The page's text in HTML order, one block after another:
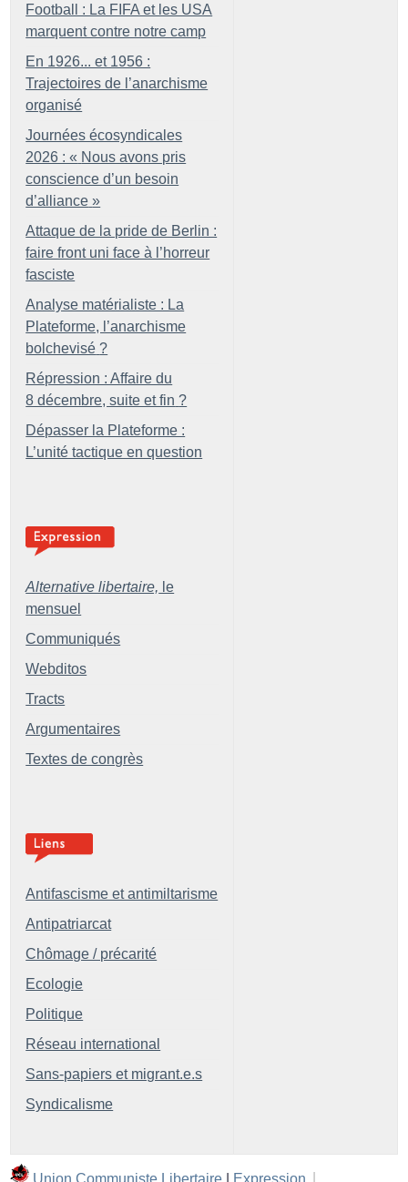
Football : La FIFA et les USA
marquent contre notre camp
En 1926... et 1956 :
Trajectoires de l’anarchisme
organisé
Journées écosyndicales
2026 : « Nous avons pris
conscience d’un besoin
d’alliance »
Attaque de la pride de Berlin :
faire front uni face à l’horreur
fasciste
Analyse matérialiste : La
Plateforme, l’anarchisme
bolchevisé ?
Répression : Affaire du
8 décembre, suite et fin ?
Dépasser la Plateforme :
L’unité tactique en question
Alternative libertaire, le
mensuel
Communiqués
Webditos
Tracts
Argumentaires
Textes de congrès
Antifascisme et antimiltarisme
Antipatriarcat
Chômage / précarité
Ecologie
Politique
Réseau international
Sans-papiers et migrant.e.s
Syndicalisme
Union Communiste Libertaire | Expression